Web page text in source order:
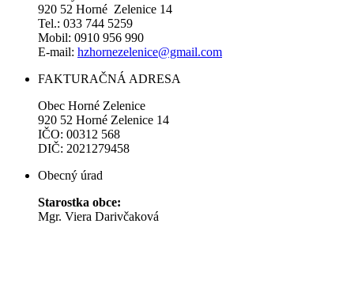
920 52 Horné Zelenice 14
Tel.: 033 744 5259
Mobil: 0910 956 990
E-mail: hzhornezelenice@gmail.com
FAKTURAČNÁ ADRESA
Obec Horné Zelenice
920 52 Horné Zelenice 14
IČO: 00312 568
DIČ: 2021279458
Obecný úrad
Starostka obce:
Mgr. Viera Darivčaková